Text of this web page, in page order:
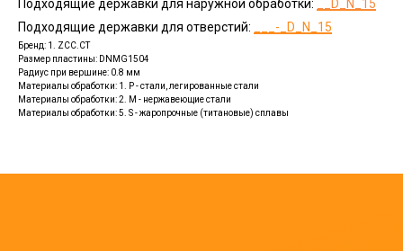
Подходящие державки для наружной обработки:
__D_N_15
Подходящие державки для отверстий:
___-_D_N_15
Бренд: 1. ZCC.CT
Размер пластины: DNMG1504
Радиус при вершине: 0.8 мм
Материалы обработки: 1. P - стали, легированные стали
Материалы обработки: 2. M - нержавеющие стали
Материалы обработки: 5. S - жаропрочные (титановые) сплавы